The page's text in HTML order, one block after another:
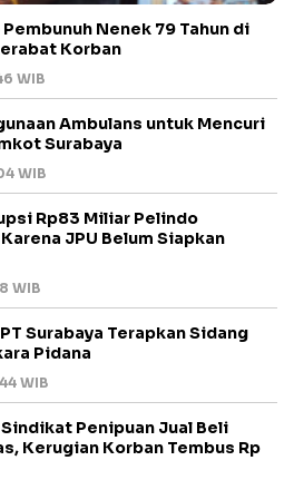
Nenek 79 Tahun di
Korban
WIB
Ambulans untuk Mencuri
Surabaya
WIB
Rp83 Miliar Pelindo
JPU Belum Siapkan
WIB
Surabaya Terapkan Sidang
Pidana
WIB
Penipuan Jual Beli
Kerugian Korban Tembus Rp